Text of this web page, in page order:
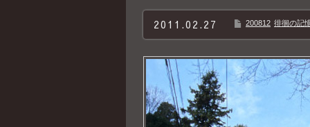
2011.02.27 200812 徘徊の記